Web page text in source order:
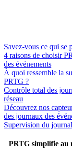
Savez-vous ce qui se
4 raisons de choisir
des événements
À quoi ressemble la
PRTG ?
Contrôle total des
réseau
Découvrez nos
des journaux des
Supervision du
PRTG simplifie au